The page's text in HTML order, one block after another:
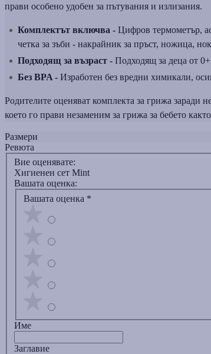
прави особено удобен за пътувания и излизания.
Комплектът включва - Цифров термометър,
четка за зъби - накрайник за пръст, ножица,
Подходящ за възраст - Подходящ за деца от
Без BPA - Изработен без вредни химикали,
Родителите оценяват комплекта за грижа заради
което го прави незаменим за грижа за бебето
Размери
Ревюта
Вие оценявате:
Хигиенен сет Mint
Вашата оценка:
Вашата оценка *
Име
Заглавиe